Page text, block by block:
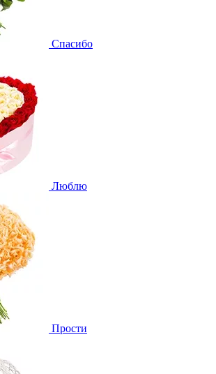
Спасибо
Люблю
Прости